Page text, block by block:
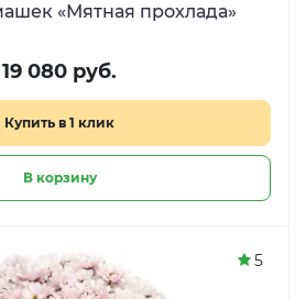
«Мятная прохлада»
19 080 руб.
Купить в 1 клик
В корзину
5